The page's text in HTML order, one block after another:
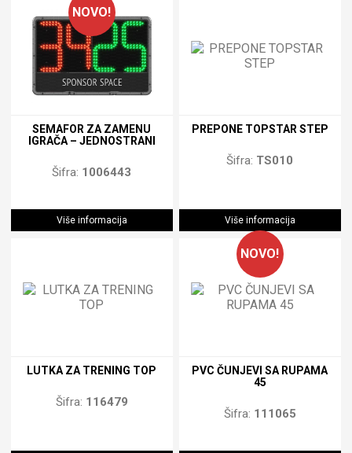
NOVO!
SEMAFOR ZA ZAMENU
IGRAČA – JEDNOSTRANI
Šifra: 1006443
Više informacija
PREPONE TOPSTAR STEP
Šifra: TS010
Više informacija
LUTKA ZA TRENING TOP
Šifra: 116479
NOVO!
PVC ČUNJEVI SA RUPAMA
45
Šifra: 111065